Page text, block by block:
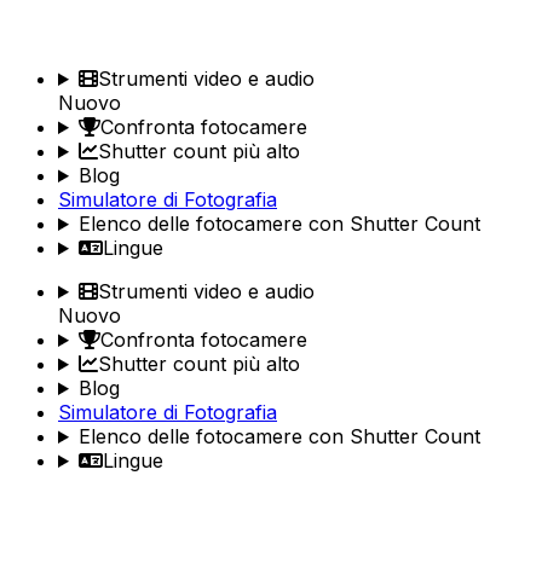
Strumenti video e audio
Nuovo
Confronta fotocamere
Shutter count più alto
Blog
Simulatore di Fotografia
Elenco delle fotocamere con Shutter Count
Lingue
Strumenti video e audio
Nuovo
Confronta fotocamere
Shutter count più alto
Blog
Simulatore di Fotografia
Elenco delle fotocamere con Shutter Count
Lingue